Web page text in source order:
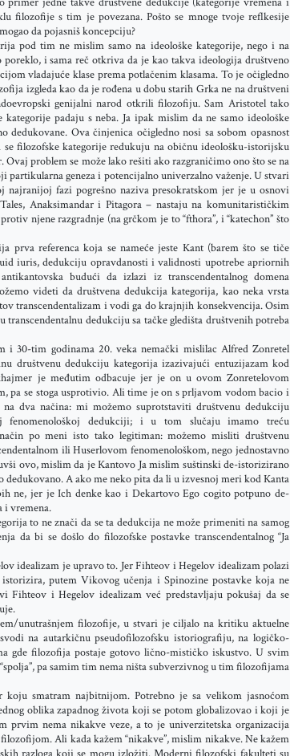
filozofije s tim je povezana. Pošto se mnoge tvoje reflkesije
da pojasniš koncepciju?
pod tim ne mislim samo na ideološke kategorije, nego i na
i sama reč otkriva da je kao takva ideologija društveno
vladajuće klase prema potlačenim klasama. To je očigledno
izgleda kao da je rođena u dobu starih Grka ne na društveni
genijalni narod otkrili filozofiju. Sam Aristotel tako
padaju s neba. Ja ipak mislim da ne samo ideološke
Ova činjenica očigledno nosi sa sobom opasnost
filozofske kategorije redukuju na običnu ideološku-istorijsku
problem se može lako rešiti ako razgraničimo ono što se na
partikularna geneza i potencijalno univerzalno važenje. U stvari
fazi pogrešno naziva presokratskom jer je u osnovi
Anaksimandar i Pitagora – nastaju na komunitarističkim
njene razgradnje (na grčkom je to “fthora”, i “katechon” što
prva referenca koja se nameće jeste Kant (barem što se tiče
iuris, dedukciju opravdanosti i validnosti upotrebe apriornih
budući da izlazi iz transcendentalnog domena
videti da društvena dedukcija kategorija, kao neka vrsta
transcendentalizam i vodi ga do krajnjih konsekvencija. Osim
dedukciju sa tačke gledišta društvenih potreba
i 30-tim godinama 20. veka nemački mislilac Alfred Zonretel
društvenu dedukciju kategorija izazivajući entuzijazam kod
je međutim odbacuje jer je on u ovom Zonretelovom
pa se stoga usprotivio. Ali time je on s prljavom vodom bacio i
dva načina: mi možemo suprotstaviti društvenu dedukciju
fenomenološkoj dedukciji; i u tom slučaju imamo treću
po meni isto tako legitiman: možemo misliti društvenu
ili Huserlovom fenomenološkom, nego jednostavno
ovo, mislim da je Kantovo Ja mislim suštinski de-istorizirano
A ako me neko pita da li u izvesnoj meri kod Kanta
ne, jer je Ich denke kao i Dekartovo Ego cogito potpuno de-
i vremena.
to ne znači da se ta dedukcija ne može primeniti na samog
da bi se došlo do filozofske postavke transcendentalnog “Ja
idealizam je upravo to. Jer Fihteov i Hegelov idealizam polazi
putem Vikovog učenja i Spinozine postavke koja ne
i Hegelov idealizam već predstavljaju pokušaj da se
unutrašnjem filozofije, u stvari je ciljalo na kritiku aktuelne
na autarkičnu pseudofilozofsku istoriografiju, na logičko-
gde filozofija postaje gotovo lično-mističko iskustvo. U svim
pa samim tim nema ništa subverzivnog u tim filozofijama
smatram najbitnijom. Potrebno je sa velikom jasnoćom
oblika zapadnog života koji se potom globalizovao i koji je
prvim nema nikakve veze, a to je univerzitetska organizacija
Ali kada kažem “nikakve”, mislim nikakve. Ne kažem